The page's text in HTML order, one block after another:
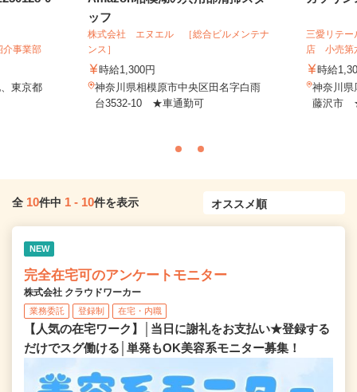
事業部
東京都
ッフ
株式会社 エヌエル ［総合ビルメンテナ
ンス］
時給1,300円
神奈川県相模原市中央区田名字白雨
台3532-10 ★車通勤可
三愛リテ
店 小売第
時給
神奈川県
藤沢市
全 10件中 1 - 10件を表示
NEW
完全在宅可のアンケートモニター
株式会社 クラウドワーカー
業務委託 登録制 在宅・内職
【人気の在宅ワーク】│当日に謝礼をお支払い★登録する
だけでスグ働ける│単発もOK美容系モニター募集！